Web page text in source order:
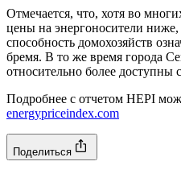
Отмечается, что, хотя во
цены на энергоносители ниже,
способность домохозяйств
бремя. В то же время города
относительно более доступны
Подробнее с отчетом HEPI
energypriceindex.com
Поделиться